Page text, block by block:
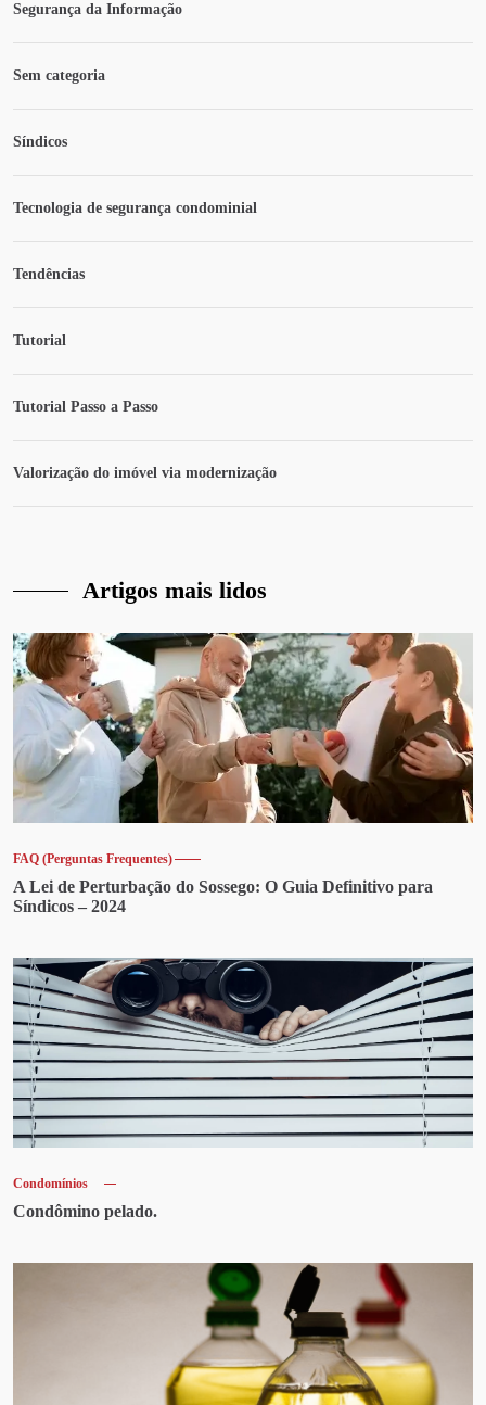
Segurança da Informação
Sem categoria
Síndicos
Tecnologia de segurança condominial
Tendências
Tutorial
Tutorial Passo a Passo
Valorização do imóvel via modernização
Artigos mais lidos
FAQ (Perguntas Frequentes)
A Lei de Perturbação do Sossego: O Guia Definitivo para
Síndicos – 2024
Condomínios
Condômino pelado.